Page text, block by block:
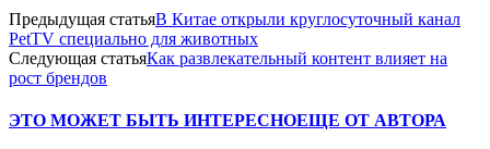
Предыдущая статьяВ Китае открыли круглосуточный канал
PetTV специально для животных
Следующая статьяКак развлекательный контент влияет на
рост брендов
ЭТО МОЖЕТ БЫТЬ ИНТЕРЕСНОЕЩЕ ОТ АВТОРА